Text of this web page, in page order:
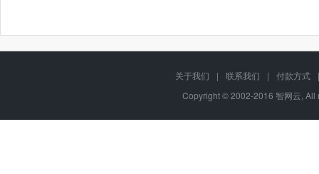
关于我们 | 联系我们 | 付款方式
|
Copyright © 2002-2016 智网云,